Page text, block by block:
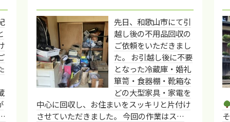
先日、和歌山市にて引
越し後の不用品回収の
ご依頼をいただきまし
た。 お引越し後に不要
となった冷蔵庫・婚礼
箪笥・食器棚・靴箱な
どの大型家具・家電を
中心に回収し、お住まいをスッキリと片付け
させていただきました。 今回の作業はス…